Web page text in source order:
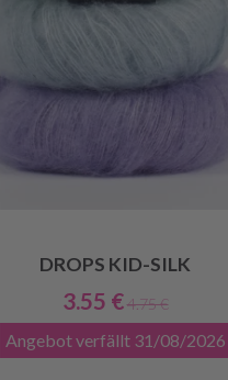
DROPS KID-SILK
3.55 € 4.75 €
Angebot verfällt 31/08/2026